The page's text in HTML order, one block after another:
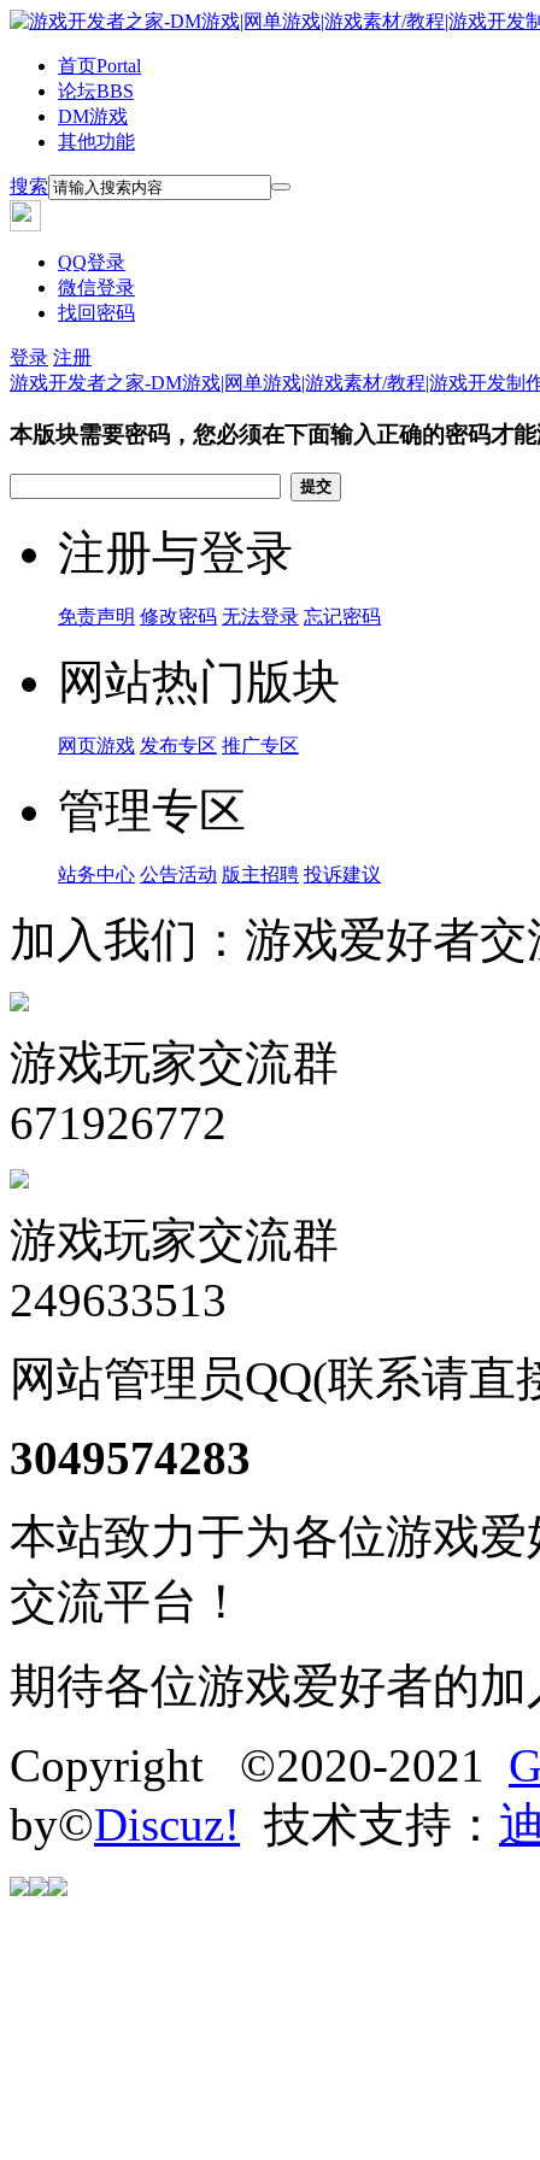
首页Portal
论坛BBS
DM游戏
其他功能
搜索
QQ登录
微信登录
找回密码
登录 注册
游戏开发者之家-DM游戏|网单游戏|游戏素材/教程|游戏开发制
本版块需要密码，您必须在下面输入正确的密码才
提交
注册与登录
免责声明 修改密码 无法登录 忘记密码
网站热门版块
网页游戏 发布专区 推广专区
管理专区
站务中心 公告活动 版主招聘 投诉建议
加入我们：游戏爱好者交
游戏玩家交流群
671926772
游戏玩家交流群
249633513
网站管理员QQ(联系请直
3049574283
本站致力于为各位游戏
交流平台！
期待各位游戏爱好者的加
Copyright ©2020-2021
by©Discuz! 技术支持：